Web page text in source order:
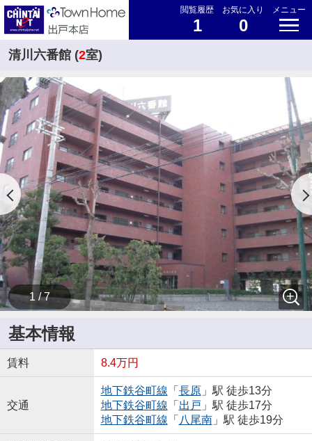
閲覧履歴
1
お気に入り
0
メニュー
清川六番館 (2室)
1 / 7
基本情報
賃料 8.4万円
交通
地下鉄谷町線 「 長原」駅 徒歩13分
地下鉄谷町線 「 出戸 」駅 徒歩17分
地下鉄谷町線 「 八尾南」駅 徒歩19分